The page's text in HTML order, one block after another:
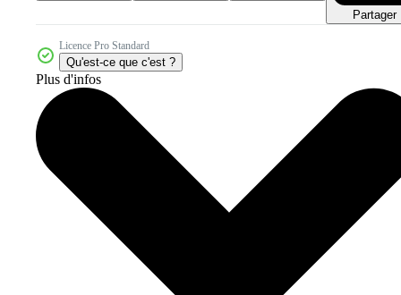
Partager
Licence Pro Standard
Qu'est-ce que c'est ?
Plus d'infos